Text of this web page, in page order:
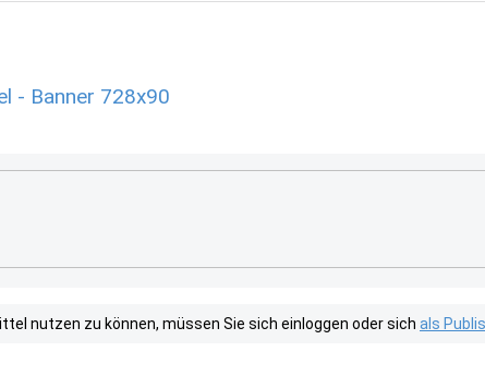
- Banner 728x90
nutzen zu können, müssen Sie sich einloggen oder sich als